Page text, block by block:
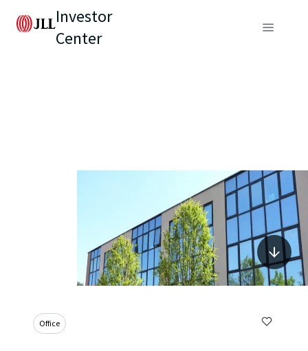
Investor
Center
Office